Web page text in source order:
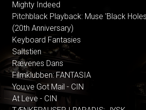
Mighty Indeed
Pitchblack Playback: Muse 'Black
(20th Anniversary)
Keyboard Fantasies
Saltstien
Rævenes Dans
Filmklubben: FANTASIA
You,ve Got Mail - CIN
At Leve - CIN